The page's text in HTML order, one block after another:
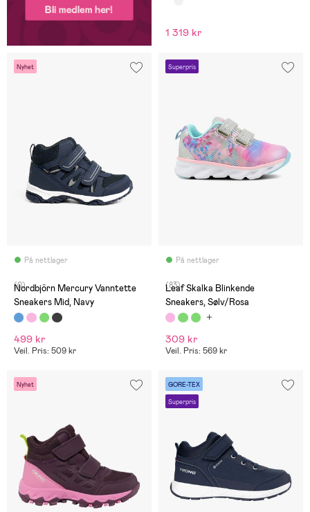
1 319 kr
Nyhet
På nettlager
(0)
Nordbjörn Mercury Vanntette
Sneakers Mid, Navy
499 kr
Veil. Pris: 509 kr
Superpris
På nettlager
(83)
Leaf Skalka Blinkende
Sneakers, Sølv/Rosa
309 kr
Veil. Pris: 569 kr
Nyhet GORE-TEX
Superpris